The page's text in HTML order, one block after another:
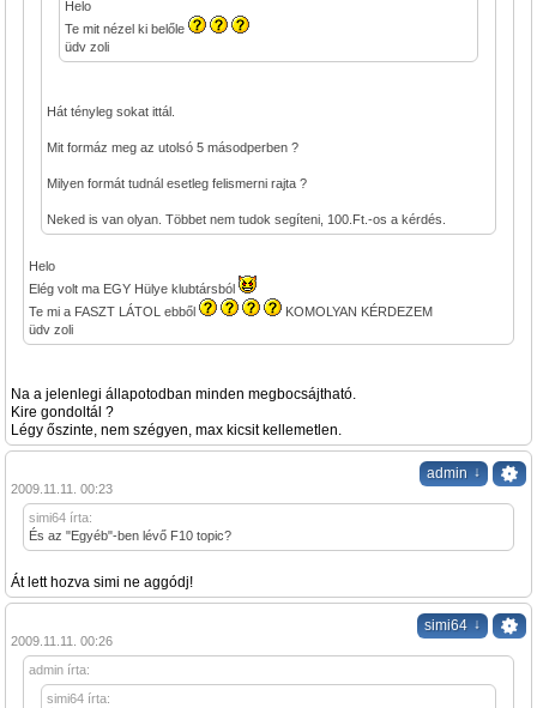
Helo
Te mit nézel ki belőle
üdv zoli
Hát tényleg sokat ittál.
Mit formáz meg az utolsó 5 másodperben ?
Milyen formát tudnál esetleg felismerni rajta ?
Neked is van olyan. Többet nem tudok segíteni, 100.Ft.-os a kérdés.
Helo
Elég volt ma EGY Hülye klubtársból
Te mi a FASZT LÁTOL ebből
KOMOLYAN KÉRDEZEM
üdv zoli
Na a jelenlegi állapotodban minden megbocsájtható.
Kire gondoltál ?
Légy őszinte, nem szégyen, max kicsit kellemetlen.
admin ↓
2009.11.11. 00:23
simi64 írta:
És az "Egyéb"-ben lévő F10 topic?
Át lett hozva simi ne aggódj!
simi64 ↓
2009.11.11. 00:26
admin írta:
simi64 írta: